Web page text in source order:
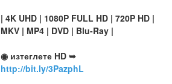
| 4K UHD | 1080P FULL HD | 720P HD |
MKV | MP4 | DVD | Blu-Ray |
◉ изтеглете HD ➥
http://bit.ly/3PazphL